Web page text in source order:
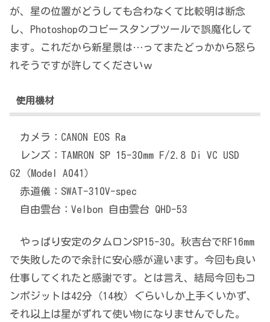
が、星の位置がどうしても合わなくて比較明は断念
し、Photoshopのコピースタンプツールで誤魔化して
ます。これだから新星景は…ってまたどっかから怒ら
れそうですが許してくださいｗ
使用機材
カメラ：CANON EOS Ra
レンズ：TAMRON SP 15-30mm F/2.8 Di VC USD
G2（Model A041）
赤道儀：SWAT-310V-spec
自由雲台：Velbon 自由雲台 QHD-53
やっぱり安定のタムロンSP15-30。秋吉台でRF16mm
で失敗したので余計に安心感が違います。今回も良い
仕事してくれたと感謝です。とは言え、結局今回もコ
ンポジットは42分（14枚）ぐらいしか上手くいかず、
それ以上は星がずれて使い物になりませんでした。